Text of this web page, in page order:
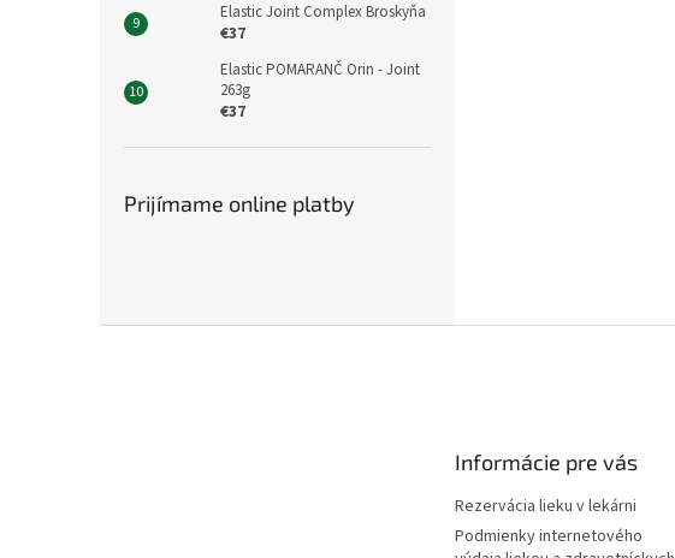
Elastic Joint Complex Broskyňa
€37
Elastic POMARANČ Orin - Joint
263g
€37
Prijímame online platby
Informácie pre vás
Rezervácia lieku v lekárni
Podmienky internetového